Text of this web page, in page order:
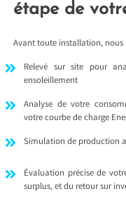
étape de
Avant toute installation,
Relevé sur site pour
ensoleillement
Analyse de votre
votre courbe de charge
Simulation de production
Évaluation précise de
surplus, et du retour sur